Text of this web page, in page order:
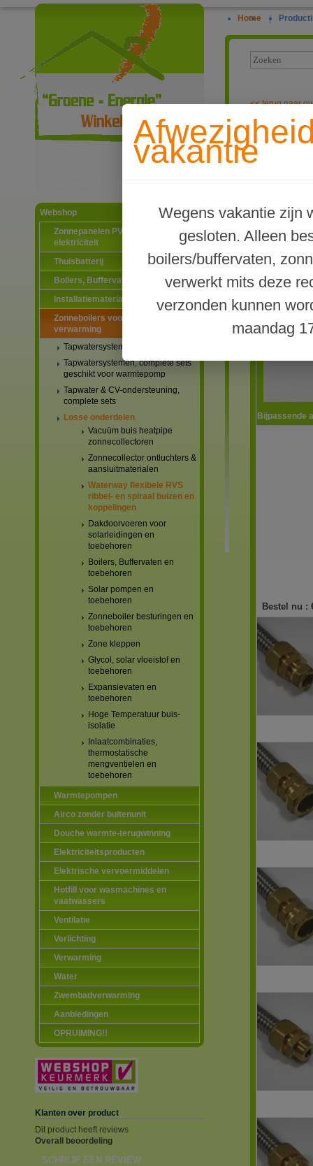
Webshop
Zonnepanelen PV-systemen
elektriciteit
Thuisbatterij
Boilers, Buffervaten en toebehoren
Installatiematerialen
Zonneboilers voor warmtapwater en
verwarming
Tapwatersystemen, complete sets
Tapwatersystemen, complete sets
geschikt voor warmtepomp
Tapwater & CV-ondersteuning,
complete sets
Losse onderdelen
Vacuüm buis heatpipe
zonnecollectoren
Zonnecollector ontluchters &
aansluitmaterialen
Waterway flexibele RVS
ribbel- en spiraal buizen en
koppelingen
Dakdoorvoeren voor
solarleidingen en
toebehoren
Boilers, Buffervaten en
toebehoren
Solar pompen en
toebehoren
Zonneboiler besturingen en
toebehoren
Zone kleppen
Glycol, solar vloeistof en
toebehoren
Expansievaten en
toebehoren
Hoge Temperatuur buis-
isolatie
Inlaatcombinaties,
thermostatische
mengventielen en
toebehoren
Warmtepompen
Airco zonder buitenunit
Douche warmte-terugwinning
Elektriciteitsproducten
Elektrische vervoermiddelen
Hotfill voor wasmachines en
vaatwassers
Ventilatie
Verlichting
Verwarming
Water
Zwembadverwarming
Aanbiedingen
OPRUIMING!!
Klanten over product
Dit product heeft reviews
Overall beoordeling
SCHRIJF EEN REVIEW
Home |
vakantie
Wegens vakantie zijn
gesloten. Alleen
boilers/buffervaten,
verwerkt mits deze
verzonden kunnen
maandag
<<terug naar
Waterway
Bestel nu :
Bijpassende